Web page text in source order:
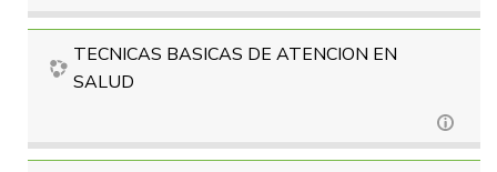
TECNICAS BASICAS DE ATENCION EN
SALUD